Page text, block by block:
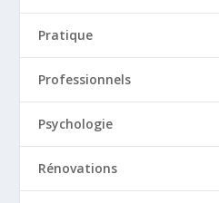
Pratique
Professionnels
Psychologie
Rénovations